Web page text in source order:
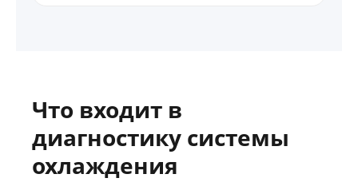
Что входит в
диагностику системы
охлаждения